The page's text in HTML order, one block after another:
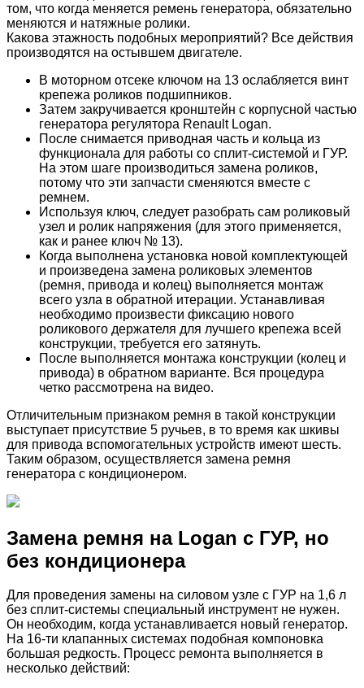
том, что когда меняется ремень генератора, обязательно
меняются и натяжные ролики.
Какова этажность подобных мероприятий? Все действия
производятся на остывшем двигателе.
В моторном отсеке ключом на 13 ослабляется винт
крепежа роликов подшипников.
Затем закручивается кронштейн с корпусной частью
генератора регулятора Renault Logan.
После снимается приводная часть и кольца из
функционала для работы со сплит-системой и ГУР.
На этом шаге производиться замена роликов,
потому что эти запчасти сменяются вместе с
ремнем.
Используя ключ, следует разобрать сам роликовый
узел и ролик напряжения (для этого применяется,
как и ранее ключ № 13).
Когда выполнена установка новой комплектующей
и произведена замена роликовых элементов
(ремня, привода и колец) выполняется монтаж
всего узла в обратной итерации. Устанавливая
необходимо произвести фиксацию нового
роликового держателя для лучшего крепежа всей
конструкции, требуется его затянуть.
После выполняется монтажа конструкции (колец и
привода) в обратном варианте. Вся процедура
четко рассмотрена на видео.
Отличительным признаком ремня в такой конструкции
выступает присутствие 5 ручьев, в то время как шкивы
для привода вспомогательных устройств имеют шесть.
Таким образом, осуществляется замена ремня
генератора с кондиционером.
Замена ремня на Logan с ГУР, но
без кондиционера
Для проведения замены на силовом узле с ГУР на 1,6 л
без сплит-системы специальный инструмент не нужен.
Он необходим, когда устанавливается новый генератор.
На 16-ти клапанных системах подобная компоновка
большая редкость. Процесс ремонта выполняется в
несколько действий: